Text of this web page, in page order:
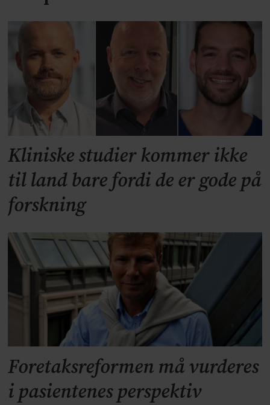
Kliniske studier kommer ikke
til land bare fordi de er gode på
forskning
Foretaksreformen må vurderes
i pasientenes perspektiv